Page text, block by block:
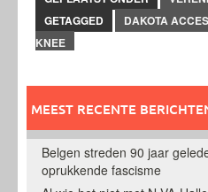
GETAGGED
DAKOTA
KNEE
MEEST RECENTE
Belgen streden 90 jaar
oprukkende fascisme